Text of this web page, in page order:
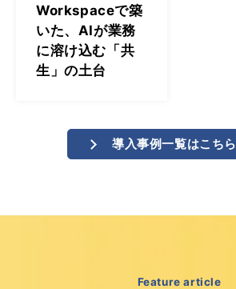
Workspaceで築
いた、AIが業務
に溶け込む「共
生」の土台
導入事例一覧はこちら
Feature article